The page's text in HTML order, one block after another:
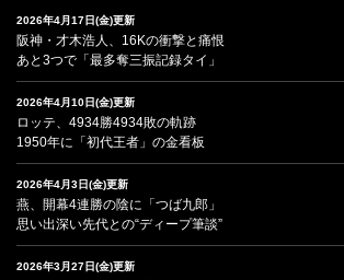
2026年4月17日(金)更新
阪神・才木浩人、16Kの衝撃と痛恨
あと3つで「最多奪三振記録タイ」
2026年4月10日(金)更新
ロッテ、4934勝4934敗の軌跡
1950年に「初代王者」の金看板
2026年4月3日(金)更新
燕、開幕4連勝の陰に「つば九郎」
思い出深い先代との“ディープ筆談”
2026年3月27日(金)更新